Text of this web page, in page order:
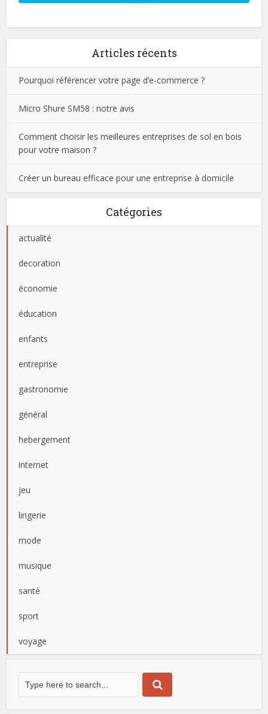
Articles récents
Pourquoi référencer votre page d’e-commerce ?
Micro Shure SM58 : notre avis
Comment choisir les meilleures entreprises de sol en bois
pour votre maison ?
Créer un bureau efficace pour une entreprise à domicile
Catégories
actualité
decoration
économie
éducation
enfants
entreprise
gastronomie
général
hebergement
internet
jeu
lingerie
mode
musique
santé
sport
voyage